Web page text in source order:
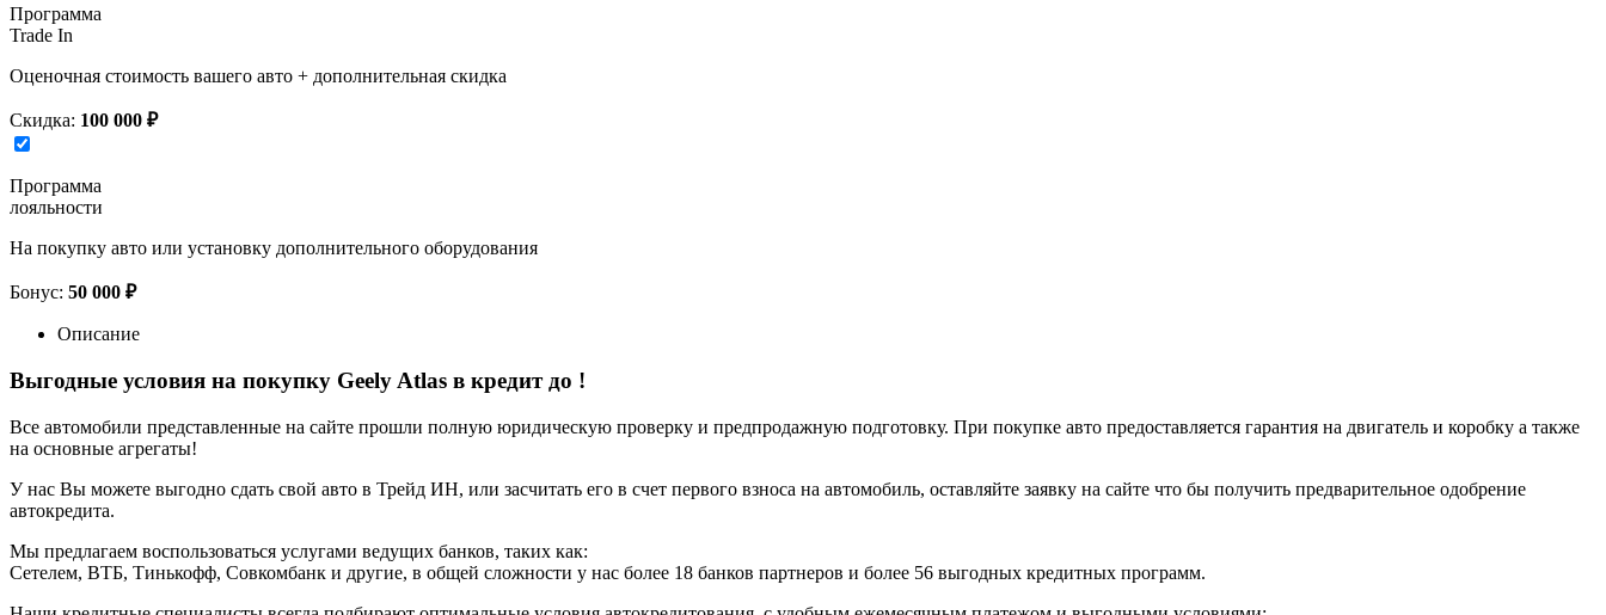
Программа
Trade In
Оценочная стоимость вашего авто + дополнительная скидка
Скидка: 100 000 ₽
Программа
лояльности
На покупку авто или установку дополнительного оборудования
Бонус: 50 000 ₽
Описание
Выгодные условия на покупку Geely Atlas в кредит до !
Все автомобили представленные на сайте прошли полную юридическую проверку и предпродажную подготовку. При покупке авто предоставляется гарантия на двигатель и коробку а также
на основные агрегаты!
У нас Вы можете выгодно сдать свой авто в Трейд ИН, или засчитать его в счет первого взноса на автомобиль, оставляйте заявку на сайте что бы получить предварительное одобрение
автокредита.
Мы предлагаем воспользоваться услугами ведущих банков, таких как:
Сетелем, ВТБ, Тинькофф, Совкомбанк и другие, в общей сложности у нас более 18 банков партнеров и более 56 выгодных кредитных программ.